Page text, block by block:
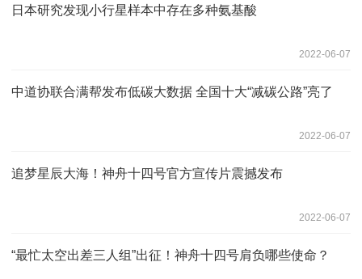
日本研究发现小行星样本中存在多种氨基酸
2022-06-07
中道协联合满帮发布低碳大数据 全国十大“减碳公路”亮了
2022-06-07
追梦星辰大海！神舟十四号官方宣传片震撼发布
2022-06-07
“最忙太空出差三人组”出征！神舟十四号肩负哪些使命？